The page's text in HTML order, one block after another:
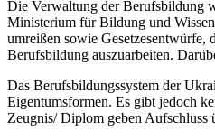
Die Verwaltung der Berufsbildung
Ministerium für Bildung und
umreißen sowie Gesetzesentwürfe,
Berufsbildung auszuarbeiten.
Das Berufsbildungssystem der
Eigentumsformen. Es gibt jedoch
Zeugnis/ Diplom geben Aufschluss